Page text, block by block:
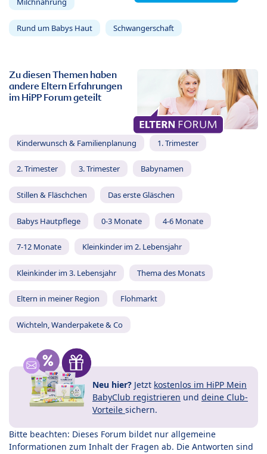
Rund um Babys Haut Schwangerschaft
Zu diesen Themen haben
andere Eltern Erfahrungen
im HiPP Forum geteilt
Kinderwunsch & Familienplanung 1. Trimester
2. Trimester 3. Trimester Babynamen
Stillen & Fläschchen Das erste Gläschen
Babys Hautpflege 0-3 Monate 4-6 Monate
7-12 Monate Kleinkinder im 2. Lebensjahr
Kleinkinder im 3. Lebensjahr Thema des Monats
Eltern in meiner Region Flohmarkt
Wichteln, Wanderpakete & Co
Neu hier? Jetzt kostenlos im HiPP Mein
BabyClub registrieren und deine Club-
Vorteile sichern.
Bitte beachten: Dieses Forum bildet nur allgemeine
Informationen zum Inhalt der Fragen ab. Die Antworten sind